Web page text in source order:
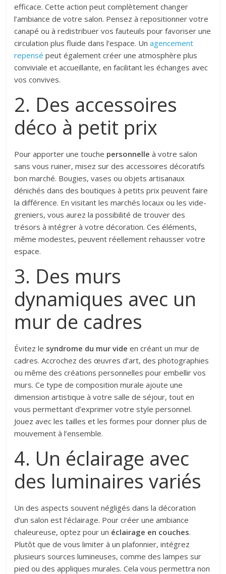
efficace. Cette action peut complètement changer
l’ambiance de votre salon. Pensez à repositionner votre
canapé ou à redistribuer vos fauteuils pour favoriser une
circulation plus fluide dans l’espace. Unagencement
repensé peut également créer une atmosphère plus
conviviale et accueillante, en facilitant les échanges avec
vos convives.
2. Des accessoires
déco à petit prix
Pour apporter une touche personnelle à votre salon
sans vous ruiner, misez sur des accessoires décoratifs
bon marché. Bougies, vases ou objets artisanaux
dénichés dans des boutiques à petits prix peuvent faire
la différence. En visitant les marchés locaux ou les vide-
greniers, vous aurez la possibilité de trouver des
trésors à intégrer à votre décoration. Ces éléments,
même modestes, peuvent réellement rehausser votre
espace.
3. Des murs
dynamiques avec un
mur de cadres
Évitez le syndrome du mur vide en créant un mur de
cadres. Accrochez des œuvres d’art, des photographies
ou même des créations personnelles pour embellir vos
murs. Ce type de composition murale ajoute une
dimension artistique à votre salle de séjour, tout en
vous permettant d’exprimer votre style personnel.
Jouez avec les tailles et les formes pour donner plus de
mouvement à l’ensemble.
4. Un éclairage avec
des luminaires variés
Un des aspects souvent négligés dans la décoration
d’un salon est l’éclairage. Pour créer une ambiance
chaleureuse, optez pour un éclairage en couches.
Plutôt que de vous limiter à un plafonnier, intégrez
plusieurs sources lumineuses, comme des lampes sur
pied ou des appliques murales. Cela vous permettra non